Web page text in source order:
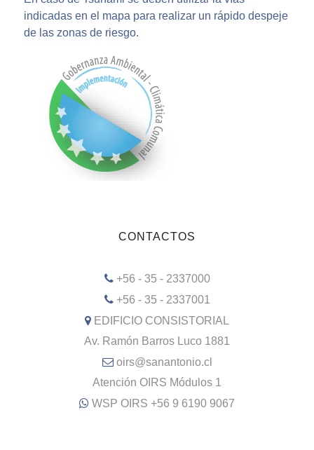
indicadas en el mapa para realizar un rápido despeje
de las zonas de riesgo.
CONTACTOS
+56 - 35 - 2337000
+56 - 35 - 2337001
EDIFICIO CONSISTORIAL
Av. Ramón Barros Luco 1881
oirs@sanantonio.cl
Atención OIRS Módulos 1
WSP OIRS +56 9 6190 9067